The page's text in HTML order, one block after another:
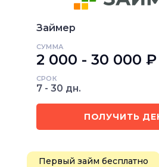
Займер
СУММА
2 000 - 30 000 ₽
СРОК
7 - 30 дн.
ПОЛУЧИТЬ
Первый займ бесплатно